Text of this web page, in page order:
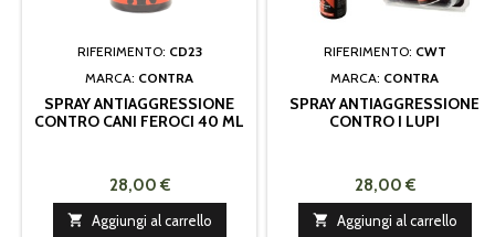
RIFERIMENTO: CD23
MARCA: CONTRA
SPRAY ANTIAGGRESSIONE
CONTRO CANI FEROCI 40 ML
28,00 €
 Aggiungi al carrello
RIFERIMENTO: CWT
MARCA: CONTRA
SPRAY ANTIAGGRESSIONE
CONTRO I LUPI
28,00 €
 Aggiungi al carrello